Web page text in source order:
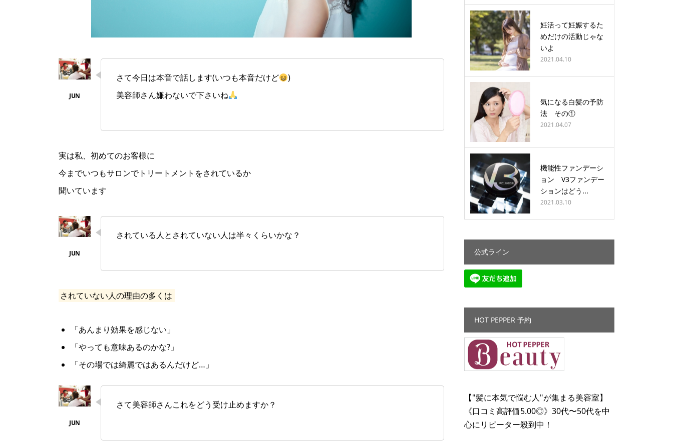
さて今日は本音で話します(いつも本音だけど
)
美容師さん嫌わないで下さいね
実は私、初めてのお客様に
今までいつもサロンでトリートメントをされているか
聞いています
されている人とされていない人は半々くらいかな？
されていない人の理由の多くは
「あんまり効果を感じない」
「やっても意味あるのかな?」
「その場では綺麗ではあるんだけど…」
さて美容師さんこれをどう受け止めますか？
妊活って妊娠するた
めだけの活動じゃな
いよ
2021.04.10
気になる白髪の予防
法 その①
2021.04.07
機能性ファンデーシ
ョン V3ファンデー
ションはどう...
2021.03.10
公式ライン
HOT PEPPER 予約
【"髪に本気で悩む人"が集まる美容室】
《口コミ高評価5.00◎》30代〜50代を中
心にリピーター殺到中！